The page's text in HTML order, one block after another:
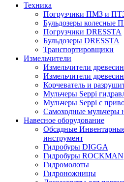
Техника
Погрузчики ПМЗ и
Бульдозеры колесные
Погрузчики DRESSTA
Бульдозеры DRESSTA
Транспортировщики
Измельчители
Измельчители
Измельчители
Корчеватель и
Мульчеры Seppi
Мульчеры Seppi с
Самоходные мульчеры
Навесное оборудование
Обсадные
инструмент
Гидробуры DIGGA
Гидробуры ROCKMAN
Гидромолоты
Гидроножницы